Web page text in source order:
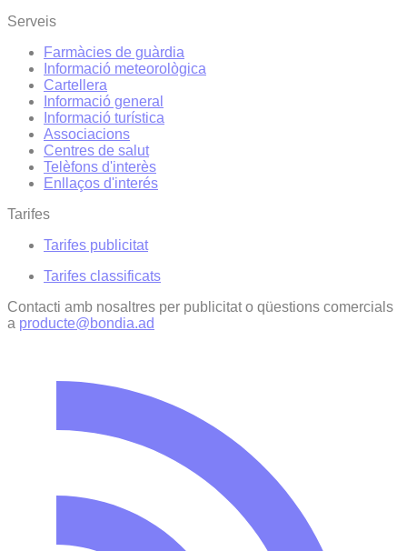
Serveis
Farmàcies de guàrdia
Informació meteorològica
Cartellera
Informació general
Informació turística
Associacions
Centres de salut
Telèfons d'interès
Enllaços d'interés
Tarifes
Tarifes publicitat
Tarifes classificats
Contacti amb nosaltres per publicitat o qüestions comercials
a producte@bondia.ad